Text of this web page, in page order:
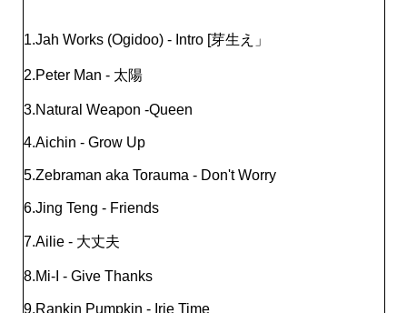
1.Jah Works (Ogidoo) - Intro [芽生え」
2.Peter Man - 太陽
3.Natural Weapon -Queen
4.Aichin - Grow Up
5.Zebraman aka Torauma - Don't Worry
6.Jing Teng - Friends
7.Ailie - 大丈夫
8.Mi-I - Give Thanks
9.Rankin Pumpkin - Irie Time